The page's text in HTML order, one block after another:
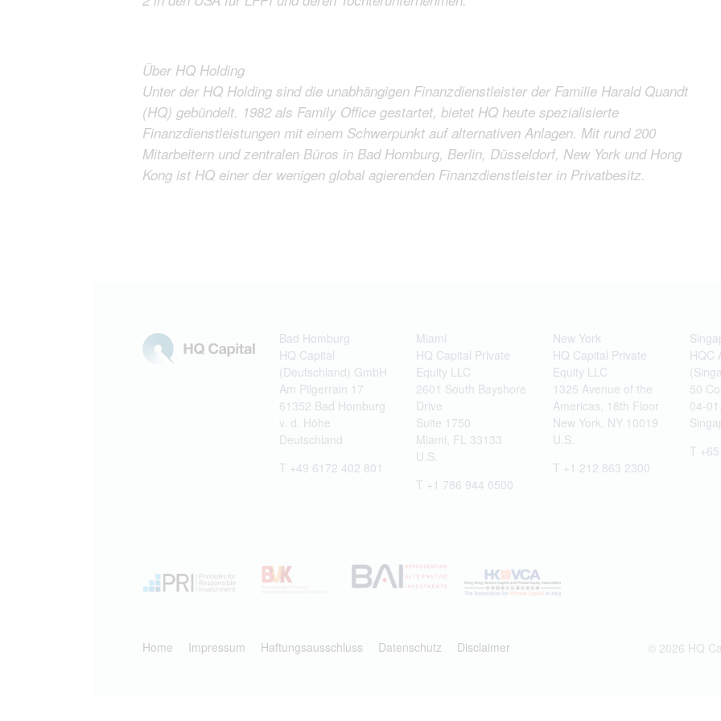
Über HQ Holding
Unter der HQ Holding sind die unabhängigen Finanzdienstleister der Familie Harald Quandt
(HQ) gebündelt. 1982 als Family Office gestartet, bietet HQ heute spezialisierte
Finanzdienstleistungen mit einem Schwerpunkt auf alternativen Anlagen. Mit rund 200
Mitarbeitern und zentralen Büros in Bad Homburg, Berlin, Düsseldorf, New York und Hong
Kong ist HQ einer der wenigen global agierenden Finanzdienstleister in Privatbesitz.
Bad Homburg
HQ Capital
(Deutschland) GmbH
Am Pilgerrain 17
61352 Bad Homburg
v. d. Höhe
Deutschland
T +49 6172 402 801
Miami
HQ Capital Private
Equity LLC
2601 South Bayshore
Drive
Suite 1750
Miami, FL 33133
U.S.
T +1 786 944 0500
New York
HQ Capital Private
Equity LLC
1325 Avenue of the
Americas, 18th Floor
New York, NY 10019
U.S.
T +1 212 863 2300
HQC
50
04-
T
Home Impressum Haftungsausschluss Datenschutz Disclaimer © 2026 HQ